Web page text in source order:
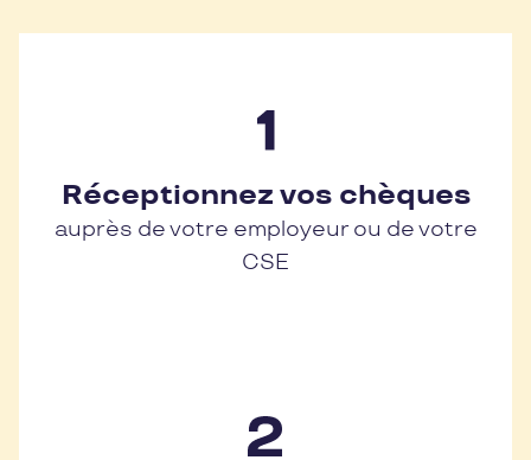
Réceptionnez vos chèques
auprès de votre employeur ou de votre
CSE